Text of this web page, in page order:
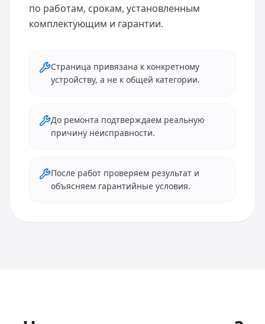
по работам, срокам, установленным
комплектующим и гарантии.
Страница привязана к конкретному
устройству, а не к общей категории.
До ремонта подтверждаем реальную
причину неисправности.
После работ проверяем результат и
объясняем гарантийные условия.